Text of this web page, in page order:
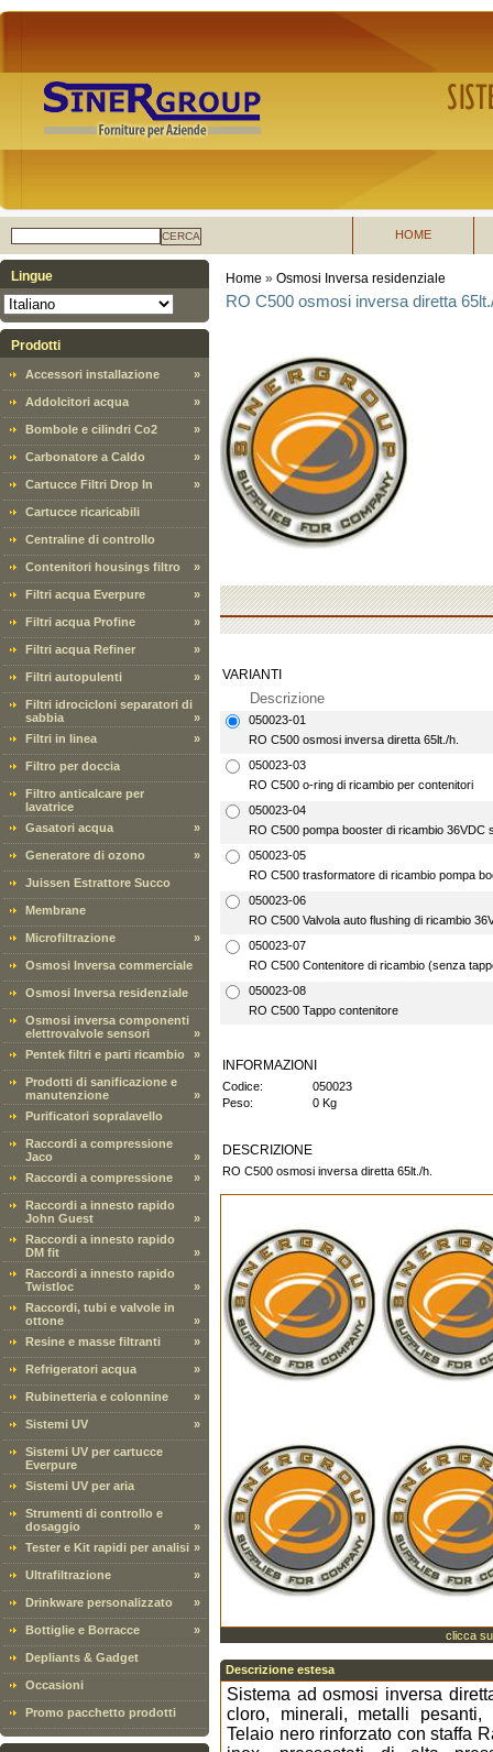
CERCA HOME
Lingue
Prodotti
Accessori installazione »
Addolcitori acqua »
Bombole e cilindri Co2 »
Carbonatore a Caldo »
Cartucce Filtri Drop In »
Cartucce ricaricabili
Centraline di controllo
Contenitori housings filtro »
Filtri acqua Everpure »
Filtri acqua Profine »
Filtri acqua Refiner »
Filtri autopulenti »
Filtri idrocicloni separatori di
sabbia
»
Filtri in linea
»
Filtro per doccia
Filtro anticalcare per
lavatrice
Gasatori acqua
»
Generatore di ozono »
Juissen Estrattore Succo
Membrane
Microfiltrazione »
Osmosi Inversa commerciale
Osmosi Inversa residenziale
Osmosi inversa componenti
elettrovalvole sensori
»
Pentek filtri e parti ricambio
»
Prodotti di sanificazione e
manutenzione
»
Purificatori sopralavello
Raccordi a compressione
Jaco
»
Raccordi a compressione
»
Raccordi a innesto rapido
John Guest
»
Raccordi a innesto rapido
DM fit
»
Raccordi a innesto rapido
Twistloc
»
Raccordi, tubi e valvole in
ottone
»
Resine e masse filtranti
»
Refrigeratori acqua »
Rubinetteria e colonnine »
Sistemi UV »
Sistemi UV per cartucce
Everpure
Sistemi UV per aria
Strumenti di controllo e
dosaggio
»
Tester e Kit rapidi per analisi »
Ultrafiltrazione »
Drinkware personalizzato »
Bottiglie e Borracce »
Depliants & Gadget
Occasioni
Promo pacchetto prodotti
Home » Osmosi Inversa residenziale
RO C500 osmosi inversa diretta
VARIANTI
Descrizione
050023-01
RO C500 osmosi inversa diretta 65lt./h.
050023-03
RO C500 o-ring di ricambio per contenitori
050023-04
RO C500 pompa booster di ricambio 36VDC
050023-05
RO C500 trasformatore di ricambio pompa
050023-06
RO C500 Valvola auto flushing di ricambio
050023-07
RO C500 Contenitore di ricambio (senza
050023-08
RO C500 Tappo contenitore
INFORMAZIONI
Codice:
050023
Peso:
0 Kg
DESCRIZIONE
RO C500 osmosi inversa diretta 65lt./h.
clicca
Descrizione estesa
Sistema ad osmosi inversa
cloro, minerali, metalli pesanti,
Telaio nero rinforzato con staffa